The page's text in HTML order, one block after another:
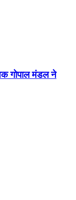
गोपाल मंडल ने